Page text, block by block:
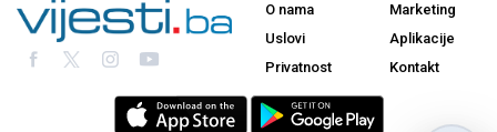
O nama
Uslovi
Privatnost
Marketing
Aplikacije
Kontakt